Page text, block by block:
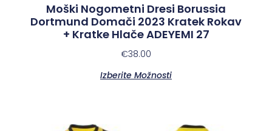
Moški Nogometni Dresi Borussia
Dortmund Domači 2023 Kratek Rokav
+ Kratke Hlače ADEYEMI 27
€38.00
Izberite Možnosti